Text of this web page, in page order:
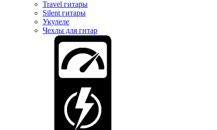
Travel гитары
Silent гитары
Укулеле
Чехлы для гитар